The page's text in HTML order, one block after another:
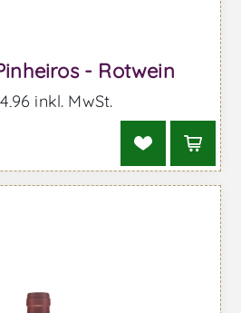
- Rotwein
inkl. MwSt.